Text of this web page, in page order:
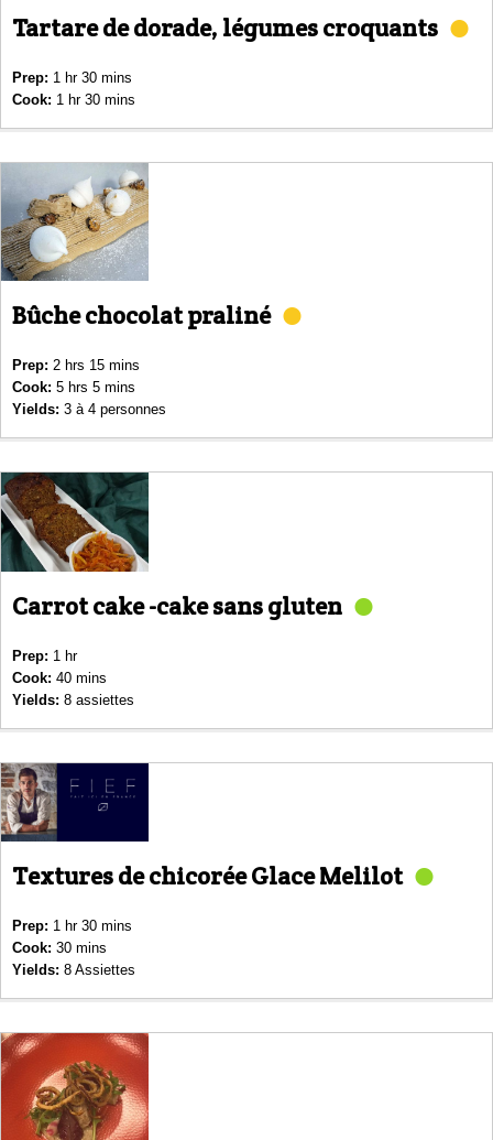
Tartare de dorade, légumes croquants
Prep: 1 hr 30 mins
Cook: 1 hr 30 mins
Bûche chocolat praliné
Prep: 2 hrs 15 mins
Cook: 5 hrs 5 mins
Yields: 3 à 4 personnes
Carrot cake -cake sans gluten
Prep: 1 hr
Cook: 40 mins
Yields: 8 assiettes
Textures de chicorée Glace Melilot
Prep: 1 hr 30 mins
Cook: 30 mins
Yields: 8 Assiettes